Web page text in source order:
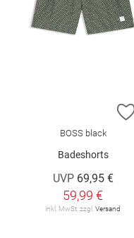
BOSS black
Badeshorts
UVP 69,95 €
59,99 €
inkl. MwSt. zzgl.Versand